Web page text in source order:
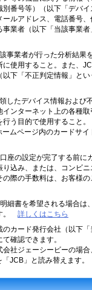
番号等）（以下「デバイ
ルアドレス、電話番号
業者（以下「当該事業
事業者が行った分析結果
に使用すること。また、
下「不正判定情報」と
したデバイス情報および
ンターネット上の各種
う目的で使用すること。
ムページ内のカードサイ
座の設定が完了する前に
込み、または、コンビ
の際の手数料は、お客様
細書を希望される場合は
。 詳しくはこちら
カード発行会社（以下
確認できます。
社ジェーシービーの場
JCB」と読み替えます。